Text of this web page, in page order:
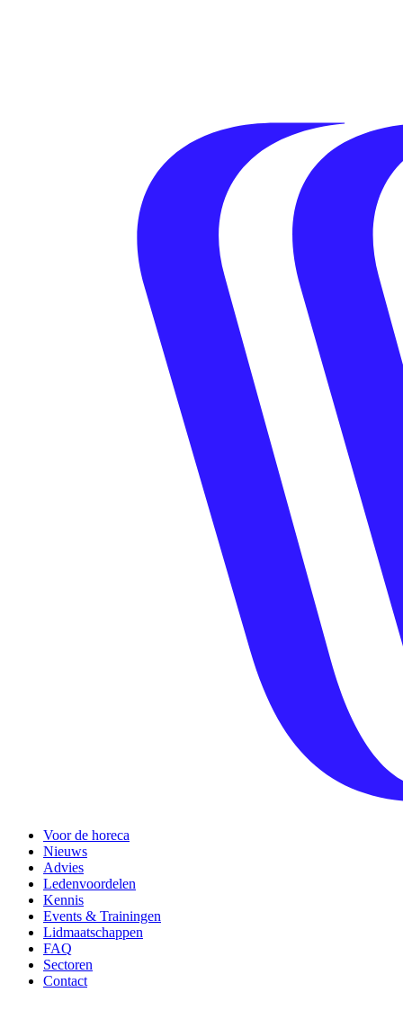
Voor de horeca
Nieuws
Advies
Ledenvoordelen
Kennis
Events & Trainingen
Lidmaatschappen
FAQ
Sectoren
Contact